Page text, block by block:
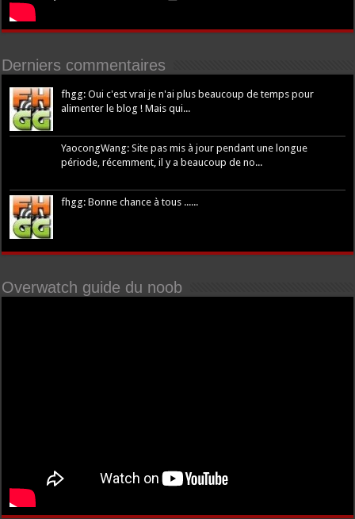
Derniers commentaires
fhgg: Oui c'est vrai je n'ai plus beaucoup de temps pour
alimenter le blog ! Mais qui...
YaocongWang: Site pas mis à jour pendant une longue
période, récemment, il y a beaucoup de no...
fhgg: Bonne chance à tous ......
Overwatch guide du noob